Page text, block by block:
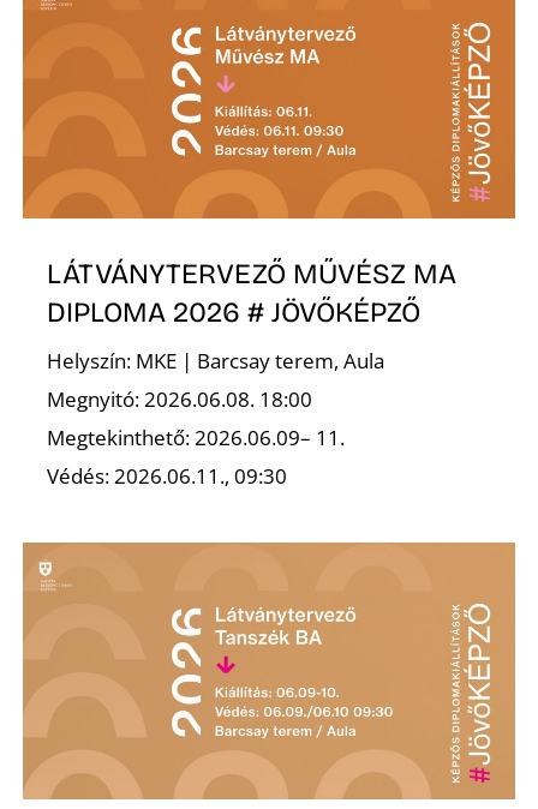
LÁTVÁNYTERVEZŐ MŰVÉSZ MA
DIPLOMA 2026 # JÖVŐKÉPZŐ
Helyszín: MKE | Barcsay terem, Aula
Megnyitó: 2026.06.08. 18:00
Megtekinthető: 2026.06.09– 11.
Védés: 2026.06.11., 09:30